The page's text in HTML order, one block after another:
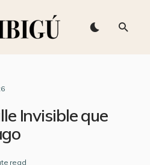
Invisible que
read